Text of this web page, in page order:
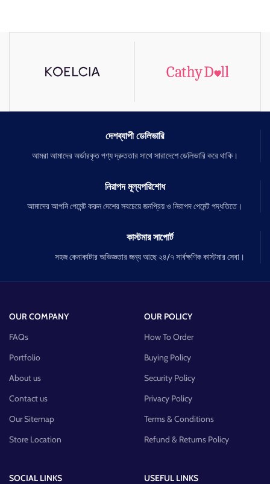
দেশব্যাপী ডেলিভারি
আমরা আমাদের অর্ডারকৃত পণ্য দ্রুততার সাথে সারাদেশে ডেলিভারি করে থাকি।
নিরাপদ মূল্যপরিশোধ
আমাদের আপনি পেমেন্ট করুন দেশের সবচেয়ে জনপ্রিয় ও নিরাপদ পেমেন্ট পদ্ধতিতে।
কাস্টমার সাপোর্ট
সহজ কেনাকাটার অভিজ্ঞতার জন্য আছে ২৪/৭ সার্বক্ষণিক কাস্টমার সেবা।
OUR COMPANY
FAQs
Portfolio
About us
Contact us
Our Sitemap
Store Location
OUR POLICY
How To Order
Buying Policy
Security Policy
Privacy Policy
Terms & Conditions
Refund & Returns Policy
SOCIAL LINKS
USEFUL LINKS